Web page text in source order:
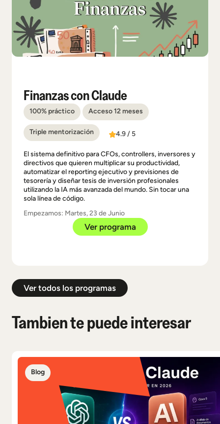
Finanzas con Claude
100% práctico Acceso 12 meses
Triple mentorización 4.9 / 5
El sistema definitivo para CFOs, controllers, inversores y
directivos que quieren multiplicar su productividad,
automatizar el reporting ejecutivo y previsiones de
tesorería y diseñar tesis de inversión profesionales
utilizando la IA más avanzada del mundo. Sin tocar una
sola línea de código.
Empezamos: Martes, 23 de Junio
Ver programa
Ver todos los programas
Tambien te puede interesar
Blog